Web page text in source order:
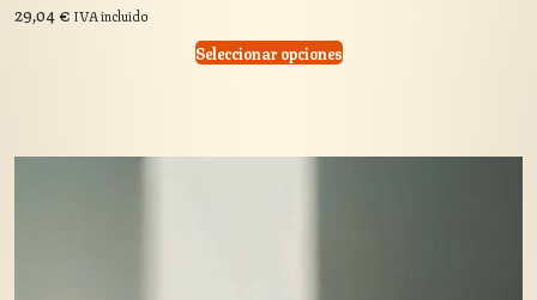
29,04€ IVA incluido
Seleccionar opciones